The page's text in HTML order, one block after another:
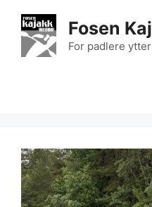
innhold
Fosen
For padlere